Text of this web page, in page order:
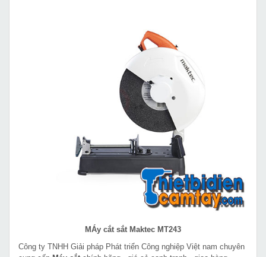
MÁy cắt sắt Maktec MT243
Công ty TNHH Giải pháp Phát triển Công nghiệp Việt nam chuyên